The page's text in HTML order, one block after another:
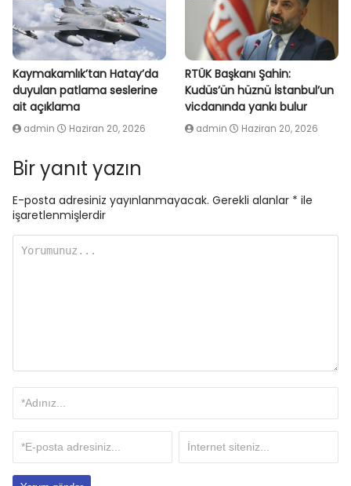
Kaymakamlık’tan Hatay’da
duyulan patlama seslerine
ait açıklama
admin Haziran 20, 2026
RTÜK Başkanı Şahin:
Kudüs’ün hüznü İstanbul’un
vicdanında yankı bulur
admin Haziran 20, 2026
Bir yanıt yazın
E-posta adresiniz yayınlanmayacak. Gerekli alanlar * ile
işaretlenmişlerdir